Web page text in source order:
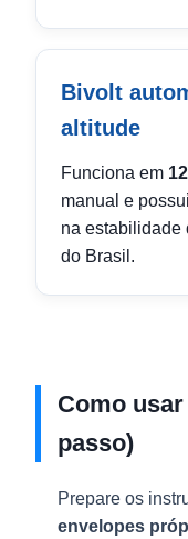
Bivolt
altitude
Funciona em
manual e possui
na estabilidade
do Brasil.
Como
passo)
Prepare os
envelopes